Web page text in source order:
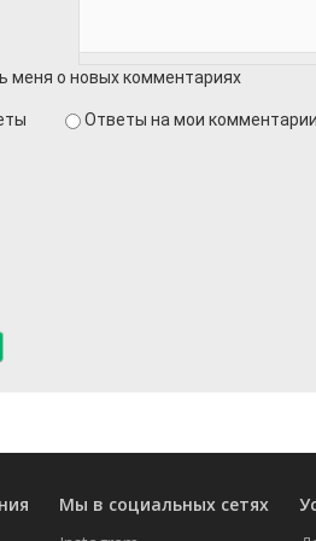
меня о новых комментариях
Ответы на мои комментарии
Мы в социальных сетях